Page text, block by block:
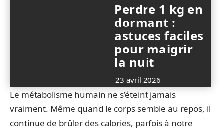
Perdre 1 kg en
dormant :
astuces faciles
pour maigrir
la nuit
23 avril 2026
Le métabolisme humain ne s’éteint jamais
vraiment. Même quand le corps semble au repos, il
continue de brûler des calories, parfois à notre